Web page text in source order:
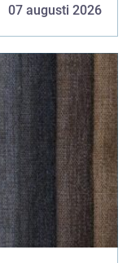
07 augusti 2026